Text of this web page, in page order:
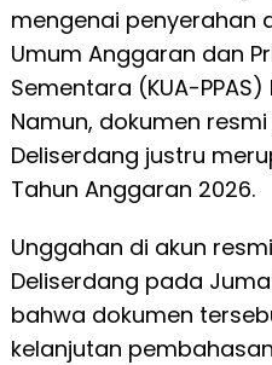
mengenai penyerahan
Umum Anggaran dan
Sementara (KUA-
Namun, dokumen
Deliserdang justru
Tahun Anggaran 2026.
Unggahan di akun
Deliserdang pada
bahwa dokumen
kelanjutan